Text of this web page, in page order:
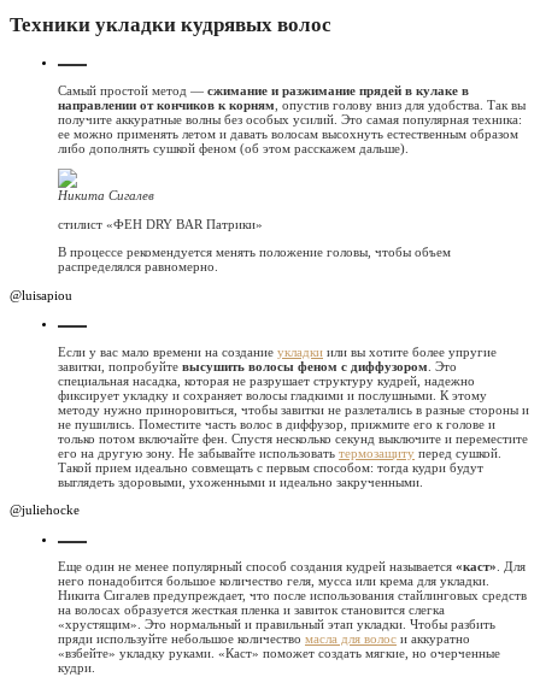
Техники укладки кудрявых волос
Самый простой метод — сжимание и разжимание прядей в кулаке в
направлении от кончиков к корням , опустив голову вниз для удобства. Так вы
получите аккуратные волны без особых усилий. Это самая популярная техника:
ее можно применять летом и давать волосам высохнуть естественным образом
либо дополнять сушкой феном (об этом расскажем дальше).
Никита Сигалев
стилист «ФЕН DRY BAR Патрики»
В процессе рекомендуется менять положение головы, чтобы объем
распределялся равномерно.
@luisapiou
Если у вас мало времени на создание укладки или вы хотите более упругие
завитки, попробуйте высушить волосы феном с диффузором . Это
специальная насадка, которая не разрушает структуру кудрей, надежно
фиксирует укладку и сохраняет волосы гладкими и послушными. К этому
методу нужно приноровиться, чтобы завитки не разлетались в разные стороны и
не пушились. Поместите часть волос в диффузор, прижмите его к голове и
только потом включайте фен. Спустя несколько секунд выключите и переместите
его на другую зону. Не забывайте использовать термозащиту перед сушкой.
Такой прием идеально совмещать с первым способом: тогда кудри будут
выглядеть здоровыми, ухоженными и идеально закрученными.
@juliehocke
Еще один не менее популярный способ создания кудрей называется «каст» . Для
него понадобится большое количество геля, мусса или крема для укладки.
Никита Сигалев предупреждает, что после использования стайлинговых средств
на волосах образуется жесткая пленка и завиток становится слегка
«хрустящим». Это нормальный и правильный этап укладки. Чтобы разбить
пряди используйте небольшое количество масла для волос и аккуратно
«взбейте» укладку руками. «Каст» поможет создать мягкие, но очерченные
кудри.